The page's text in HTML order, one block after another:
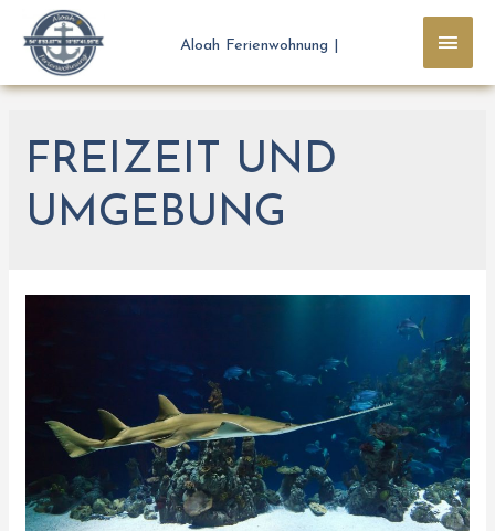
Aloah Ferienwohnung |
FREIZEIT UND
UMGEBUNG